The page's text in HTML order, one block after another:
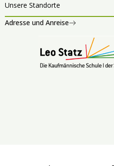
Unsere Standorte
Adresse und Anreise